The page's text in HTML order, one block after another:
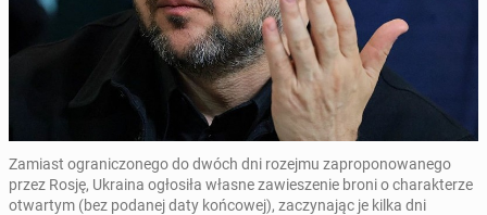
Zamiast ograniczonego do dwóch dni rozejmu zaproponowanego
przez Rosję, Ukraina ogłosiła własne zawieszenie broni o charakterze
otwartym (bez podanej daty końcowej), zaczynając je kilka dni